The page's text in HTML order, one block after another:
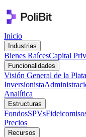
Inicio
Industrias
Bienes RaícesCapital
Funcionalidades
Visión General de la
Inversionista
Analítica
Estructuras
FondosSPVs
Precios
Recursos